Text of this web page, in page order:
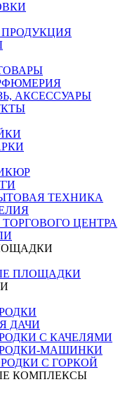
АКСЕССУАРЫ
ТЕХНИКА
ЦЕНТРА
ПЛОЩАДКИ
ДАЧИ
С КАЧЕЛЯМИ
МАШИНКИ
С ГОРКОЙ
КОМПЛЕКСЫ